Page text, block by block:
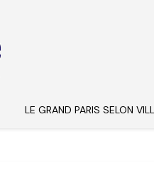
LE GRAND PARIS SELON